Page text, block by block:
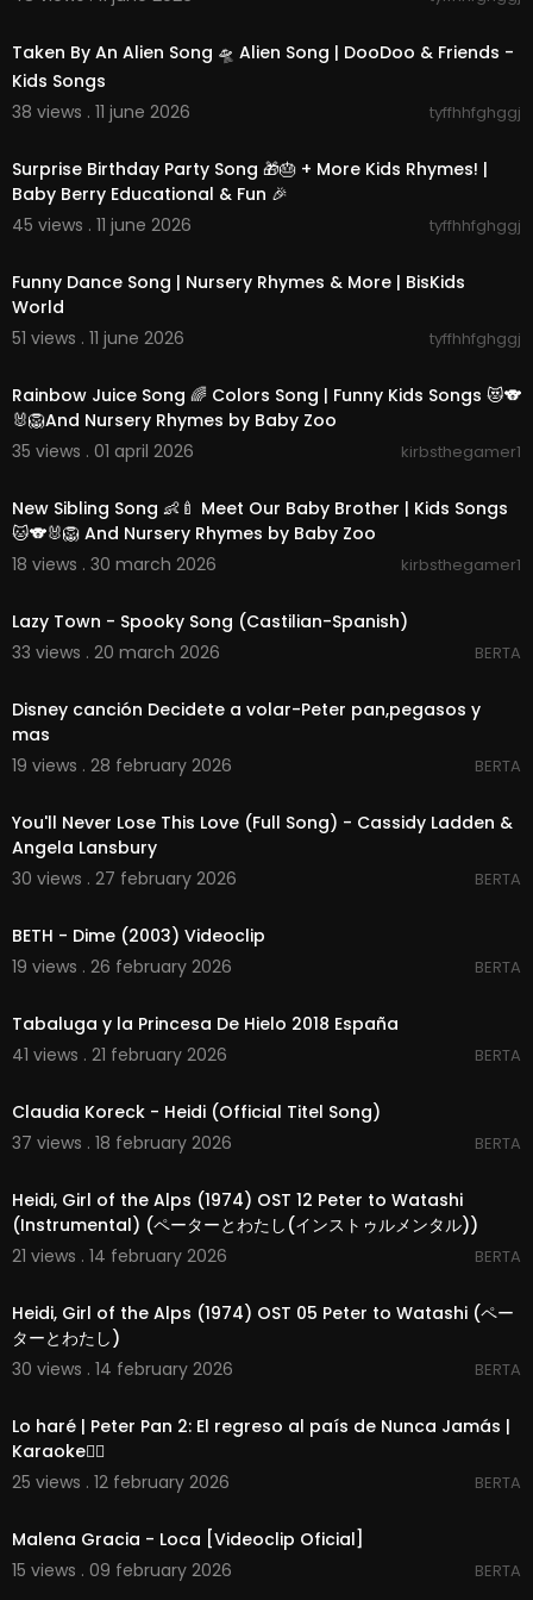
Ja es ist wahr
Wie reisen zwar
Doch du kennst keine zeit
Ich bin in dir
Vor dir gibt es kein entrinnen
Und doch da gibt es eine Tür
Die Zeit hält nur in Träumen an
Taken By An Alien Song 🛸 Alien Song | DooDoo & Friends -
Kids Songs
38 views . 11 june 2026
tyffhhfghggj
Surprise Birthday Party Song 🎁🎂 + More Kids Rhymes! |
Baby Berry Educational & Fun 🎉
45 views . 11 june 2026
tyffhhfghggj
Funny Dance Song | Nursery Rhymes & More | BisKids
World
51 views . 11 june 2026
tyffhhfghggj
Rainbow Juice Song 🌈 Colors Song | Funny Kids Songs 😻🐨
🐰🦁And Nursery Rhymes by Baby Zoo
35 views . 01 april 2026
kirbsthegamer1
New Sibling Song 👶🍼 Meet Our Baby Brother | Kids Songs
🐱🐨🐰🦁 And Nursery Rhymes by Baby Zoo
18 views . 30 march 2026
kirbsthegamer1
Lazy Town - Spooky Song (Castilian-Spanish)
33 views . 20 march 2026
BERTA
Disney canción Decidete a volar-Peter pan,pegasos y
mas
19 views . 28 february 2026
BERTA
You'll Never Lose This Love (Full Song) - Cassidy Ladden &
Angela Lansbury
30 views . 27 february 2026
BERTA
BETH - Dime (2003) Videoclip
19 views . 26 february 2026
BERTA
Tabaluga y la Princesa De Hielo 2018 España
41 views . 21 february 2026
BERTA
Claudia Koreck - Heidi (Official Titel Song)
37 views . 18 february 2026
BERTA
Heidi, Girl of the Alps (1974) OST 12 Peter to Watashi
(Instrumental) (ペーターとわたし(インストゥルメンタル))
21 views . 14 february 2026
BERTA
Heidi, Girl of the Alps (1974) OST 05 Peter to Watashi (ペー
ターとわたし)
30 views . 14 february 2026
BERTA
Lo haré | Peter Pan 2: El regreso al país de Nunca Jamás |
Karaoke🧚‍♀️
25 views . 12 february 2026
BERTA
Malena Gracia - Loca [Videoclip Oficial]
15 views . 09 february 2026
BERTA